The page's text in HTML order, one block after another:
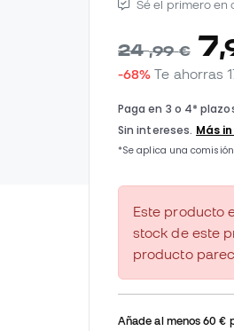
Sé el primero en
24,99 € 7,
-68% Te ahorras
Este producto
stock de este
producto
Añade al menos60 €